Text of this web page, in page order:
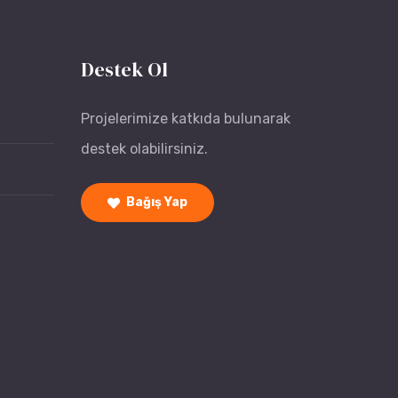
Destek Ol
Projelerimize katkıda bulunarak
destek olabilirsiniz.
Bağış Yap